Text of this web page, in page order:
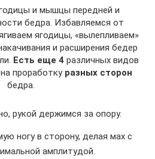
и мышцы передней и
бедра. Избавляемся от
ягодицы, «вылепливаем»
и расширения бедер
Есть еще 4 различных видов
проработку разных сторон
бедра.
рукой держимся за опору.
ногу в сторону, делая мах с
амплитудой.